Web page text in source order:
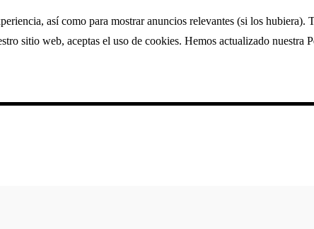
así como para mostrar anuncios relevantes (si los hubiera).
sitio web, aceptas el uso de cookies. Hemos actualizado nuestra